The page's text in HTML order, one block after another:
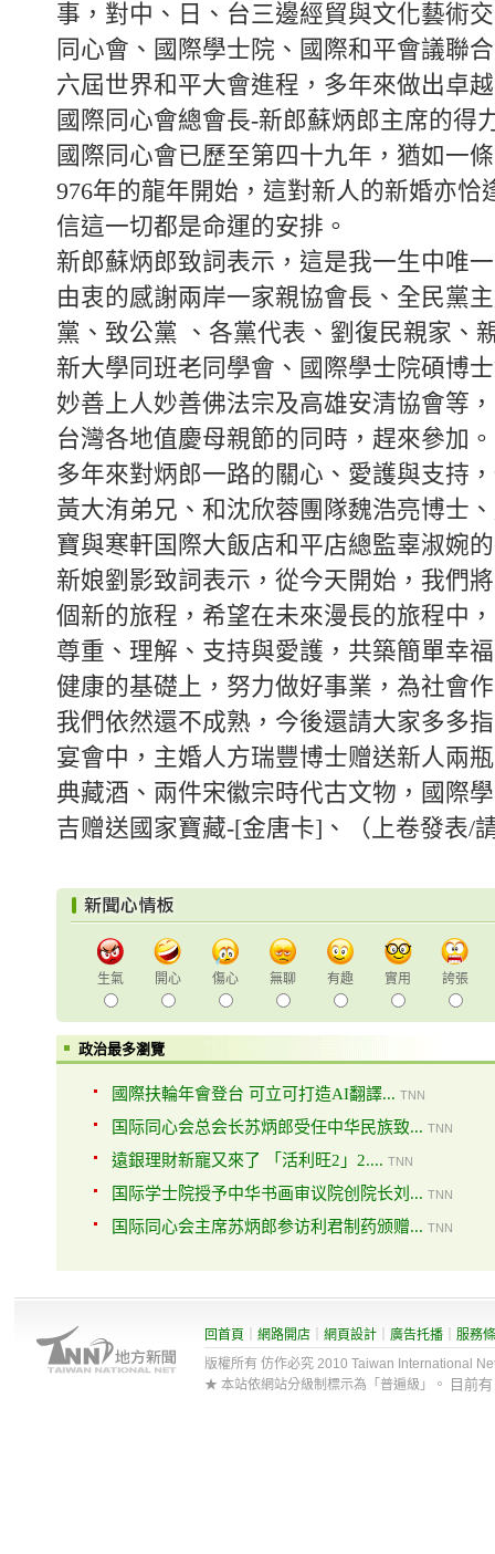
事，對中、日、台三邊經貿與文化藝術
同心會、國際學士院、國際和平會議聯
六屆世界和平大會進程，多年來做出卓
國際同心會總會長-新郎蘇炳郎主席的得
國際同心會已歷至第四十九年，猶如一
976年的龍年開始，這對新人的新婚亦恰
信這一切都是命運的安排。
新郎蘇炳郎致詞表示，這是我一生中唯
由衷的感謝兩岸一家親協會長、全民黨
黨、致公黨 、各黨代表、劉復民親家、
新大學同班老同學會、國際學士院碩博
妙善上人妙善佛法宗及高雄安清協會等
台灣各地值慶母親節的同時，趕來參加
多年來對炳郎一路的關心、愛護與支持
黃大洧弟兄、和沈欣蓉團隊魏浩亮博士
寶與寒軒国際大飯店和平店總監辜淑婉
新娘劉影致詞表示，從今天開始，我們
個新的旅程，希望在未來漫長的旅程中
尊重、理解、支持與愛護，共築簡單幸
健康的基礎上，努力做好事業，為社會
我們依然還不成熟，今後還請大家多多
宴會中，主婚人方瑞豐博士赠送新人兩
典藏酒、兩件宋徽宗時代古文物，國際
吉赠送國家寶藏-[金唐卡]、（上卷發表/
生氣 開心 傷心 無聊 有趣 實用 誇張
政治最多瀏覽
國際扶輪年會登台 可立可打造AI翻譯... TNN
国际同心会总会长苏炳郎受任中华民族致... TNN
遠銀理財新寵又來了 「活利旺2」2.... TNN
国际学士院授予中华书画审议院创院长刘... TNN
国际同心会主席苏炳郎参访利君制药颁赠... TNN
回首頁 網路開店 網頁設計 廣告托播
服務
版權所有 仿作必究 2010 Taiwan International
★ 本站依網站分級制標示為「普遍級」。
目前